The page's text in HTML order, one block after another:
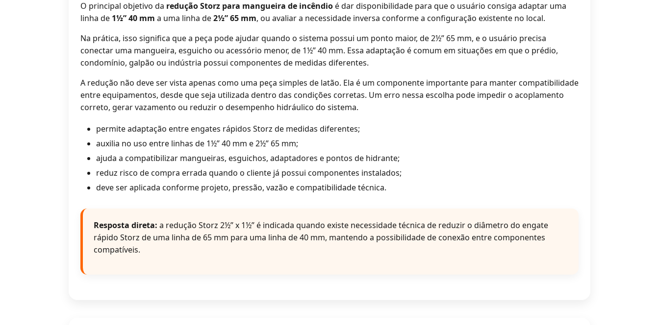
O principal objetivo da redução Storz para mangueira de incêndioé dar disponibilidade para que o usuário consiga adaptar uma
linha de 1½” 40 mm a uma linha de2½” 65 mm, ou avaliar a necessidade inversa conforme a configuração existente no local.
Na prática, isso significa que a peça pode ajudar quando o sistema possui um ponto maior, de 2½” 65 mm, e o usuário precisa
conectar uma mangueira, esguicho ou acessório menor, de 1½” 40 mm. Essa adaptação é comum em situações em que o prédio,
condomínio, galpão ou indústria possui componentes de medidas diferentes.
A redução não deve ser vista apenas como uma peça simples de latão. Ela é um componente importante para manter compatibilidade
entre equipamentos, desde que seja utilizada dentro das condições corretas. Um erro nessa escolha pode impedir o acoplamento
correto, gerar vazamento ou reduzir o desempenho hidráulico do sistema.
permite adaptação entre engates rápidos Storz de medidas diferentes;
auxilia no uso entre linhas de 1½” 40 mm e 2½” 65 mm;
ajuda a compatibilizar mangueiras, esguichos, adaptadores e pontos de hidrante;
reduz risco de compra errada quando o cliente já possui componentes instalados;
deve ser aplicada conforme projeto, pressão, vazão e compatibilidade técnica.
Resposta direta: a redução Storz 2½” x 1½” é indicada quando existe necessidade técnica de reduzir o diâmetro do engate
rápido Storz de uma linha de 65 mm para uma linha de 40 mm, mantendo a possibilidade de conexão entre componentes
compatíveis.